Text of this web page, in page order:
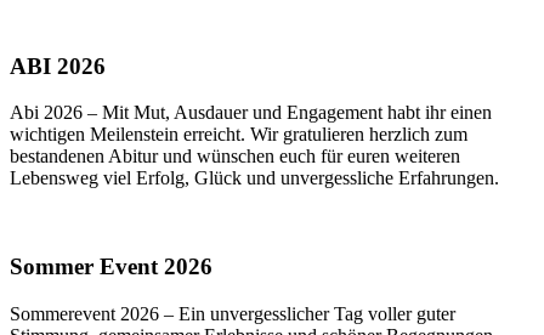
ABI 2026
Abi 2026 – Mit Mut, Ausdauer und Engagement habt ihr einen
wichtigen Meilenstein erreicht. Wir gratulieren herzlich zum
bestandenen Abitur und wünschen euch für euren weiteren
Lebensweg viel Erfolg, Glück und unvergessliche Erfahrungen.
Sommer Event 2026
Sommerevent 2026 – Ein unvergesslicher Tag voller guter